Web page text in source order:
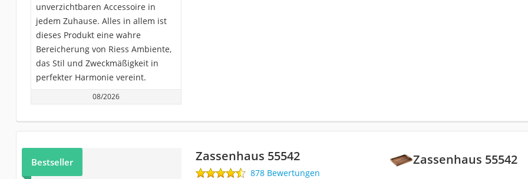
unverzichtbaren Accessoire in
jedem Zuhause. Alles in allem ist
dieses Produkt eine wahre
Bereicherung von Riess Ambiente,
das Stil und Zweckmäßigkeit in
perfekter Harmonie vereint.
08/2026
Zassenhaus 55542
Bestseller Zassenhaus 55542
878 Bewertungen